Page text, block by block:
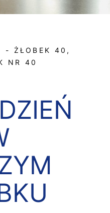
- ŻŁOBEK 40 ,
NR 40